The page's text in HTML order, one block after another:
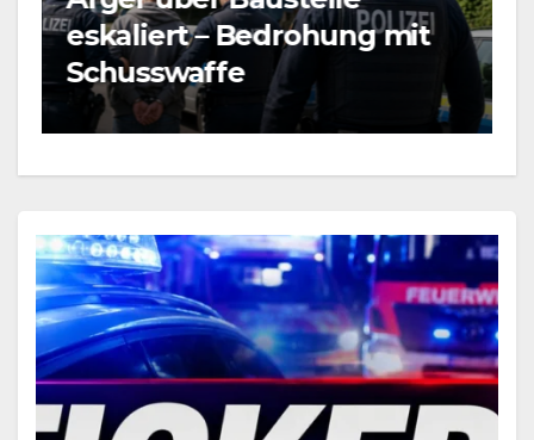
eskaliert – Bedrohung mit
Schusswaffe